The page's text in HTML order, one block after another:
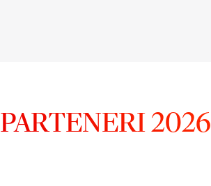
PARTENERI 2026